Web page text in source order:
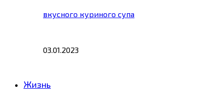
вкусного куриного супа
03.01.2023
Жизнь